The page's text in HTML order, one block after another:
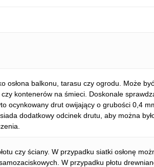
osłona balkonu, tarasu czy ogrodu. Może
kontenerów na śmieci. Doskonale
ocynkowany drut owijający o grubości 0,4
dodatkowy odcinek drutu, aby można
czy ściany. W przypadku siatki osłonę
W przypadku płotu